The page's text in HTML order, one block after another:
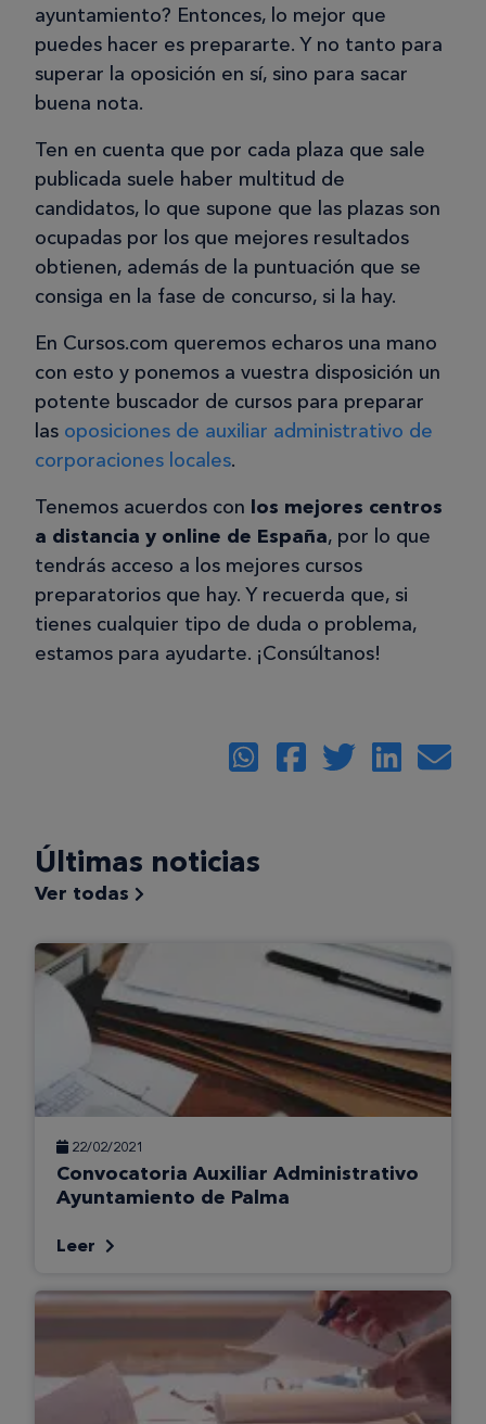
ayuntamiento? Entonces, lo mejor que
puedes hacer es prepararte. Y no tanto para
superar la oposición en sí, sino para sacar
buena nota.
Ten en cuenta que por cada plaza que sale
publicada suele haber multitud de
candidatos, lo que supone que las plazas son
ocupadas por los que mejores resultados
obtienen, además de la puntuación que se
consiga en la fase de concurso, si la hay.
En Cursos.com queremos echaros una mano
con esto y ponemos a vuestra disposición un
potente buscador de cursos para preparar
las oposiciones de auxiliar administrativo de
corporaciones locales.
Tenemos acuerdos con los mejores centros
a distancia y online de España, por lo que
tendrás acceso a los mejores cursos
preparatorios que hay. Y recuerda que, si
tienes cualquier tipo de duda o problema,
estamos para ayudarte. ¡Consúltanos!
Últimas noticias
Ver todas
22/02/2021
Convocatoria Auxiliar Administrativo
Ayuntamiento de Palma
Leer